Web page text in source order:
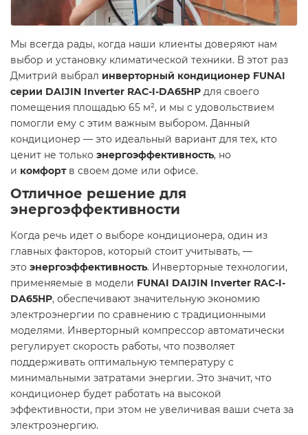
Мы всегда рады, когда наши клиенты доверяют нам
выбор и установку климатической техники. В этот раз
Дмитрий выбрал инверторный кондиционер FUNAI
серии DAIJIN Inverter RAC-I-DA65HP для своего
помещения площадью 65 м², и мы с удовольствием
помогли ему с этим важным выбором. Данный
кондиционер — это идеальный вариант для тех, кто
ценит не только энергоэффективность, но
и комфортв своем доме или офисе.
Отличное решение для
энергоэффективности
Когда речь идет о выборе кондиционера, один из
главных факторов, который стоит учитывать, —
это энергоэффективность. Инверторные технологии,
применяемые в модели FUNAI DAIJIN Inverter RAC-I-
DA65HP, обеспечивают значительную экономию
электроэнергии по сравнению с традиционными
моделями. Инверторный компрессор автоматически
регулирует скорость работы, что позволяет
поддерживать оптимальную температуру с
минимальными затратами энергии. Это значит, что
кондиционер будет работать на высокой
эффективности, при этом не увеличивая ваши счета за
электроэнергию.